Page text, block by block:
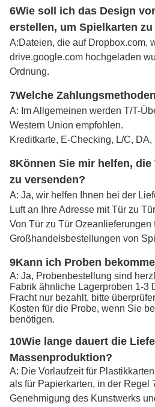
6Wie soll ich das Design
erstellen, um Spielkarten
A:Dateien, die auf Dropbox.com,
drive.google.com hochgeladen
Ordnung.
7Welche
A: Im Allgemeinen werden T/T-
Western Union empfohlen.
Kreditkarte, E-Checking, L/C,
8Können Sie mir helfen, die
zu versenden?
A: Ja, wir helfen Ihnen bei der
Luft an Ihre Adresse mit Tür zu
Von Tür zu Tür Ozeanlieferungen
Großhandelsbestellungen von
9Kann ich Proben
A: Ja, Probenbestellung sind
Fabrik ähnliche Lagerproben 1-3
Fracht nur bezahlt, bitte
Kosten für die Probe, wenn Sie
benötigen.
10Wie lange dauert die
Massenproduktion?
A: Die Vorlaufzeit für
als für Papierkarten, in der Regel
Genehmigung des Kunstwerks